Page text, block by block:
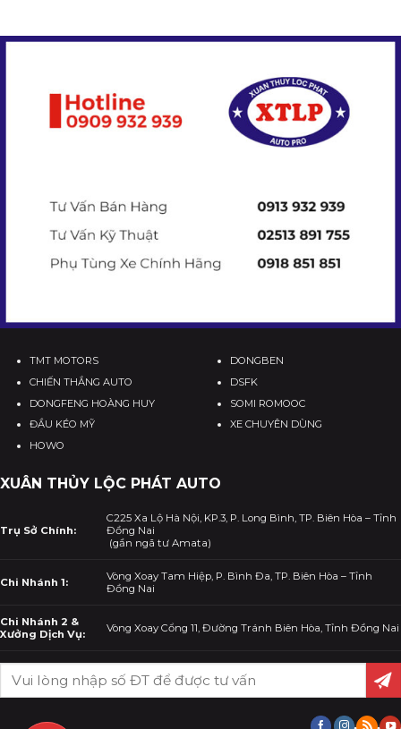
TMT MOTORS
CHIẾN THẮNG AUTO
DONGFENG HOÀNG HUY
ĐẦU KÉO MỸ
HOWO
DONGBEN
DSFK
SOMI ROMOOC
XE CHUYÊN DÙNG
XUÂN THỦY LỘC PHÁT AUTO
Trụ Sở Chính:
C225 Xa Lộ Hà Nội, KP.3, P. Long Bình, TP. Biên Hòa – Tỉnh
Đồng Nai
(gần ngã tư Amata)
Chi Nhánh 1:
Vòng Xoay Tam Hiệp, P. Bình Đa, TP. Biên Hòa – Tỉnh
Đồng Nai
Chi Nhánh 2 &
Xưởng Dịch Vụ:
Vòng Xoay Cổng 11, Đường Tránh Biên Hòa, Tỉnh Đồng Nai